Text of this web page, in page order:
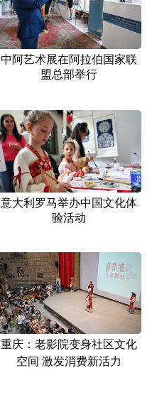
中阿艺术展在阿拉伯国家联
盟总部举行
意大利罗马举办中国文化体
验活动
重庆：老影院变身社区文化
空间 激发消费新活力